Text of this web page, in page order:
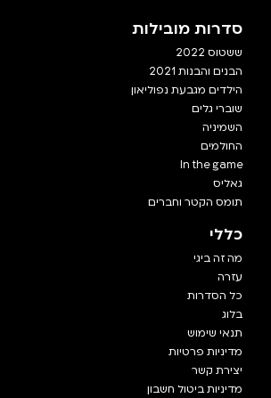
סדרות מובילות
ששטוס 2022
הבנים והבנות 2021
הילדים מגבעת נפוליאון
שוברי גלים
השמיניה
החולמים
In the game
גאליס
תומס הקטר וחברים
כללי
מה זה ביגי
עזרה
כל הסדרות
בלוג
תנאי שימוש
מדיניות פרטיות
יצירת קשר
מדיניות ביטול חשבון